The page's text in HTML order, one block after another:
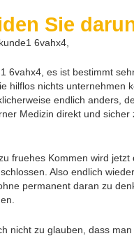
Sie
6vahx4,
6vahx4, es ist bestimmt
hilflos nichts unternehmen
endlich anders,
Medizin direkt und
fruehes Kommen wird
Also endlich
permanent daran zu
nicht zu glauben, dass